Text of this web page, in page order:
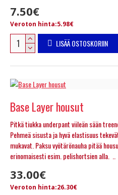
7.50€
Veroton hinta:5.98€
LISÄÄ OSTOSKORIIN
Base Layer housut
Pitkä tiukka underpant viileän sään
Pehmeä sisusta ja hyvä elastisuus
mukavat. Paksu vyötärönauha pitää
erinomaisesti esim. pelishortsien alla. ..
33.00€
Veroton hinta:26.30€